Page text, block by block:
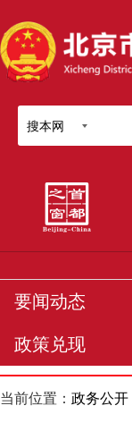
搜本网
要闻动态
政策兑现
当前位置： 政务公开